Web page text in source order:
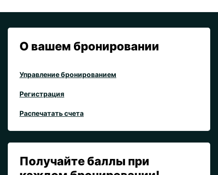
О вашем бронировании
Управление бронированием
Регистрация
Распечатать счета
Получайте баллы при